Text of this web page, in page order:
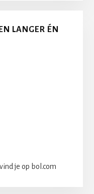
LANGER ÉN
vind je op bol.com